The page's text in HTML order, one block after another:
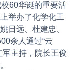
校60华诞的重要活
举办了化学化工
日远、杜建忠、
余人通过“云
军主持，院长王俊